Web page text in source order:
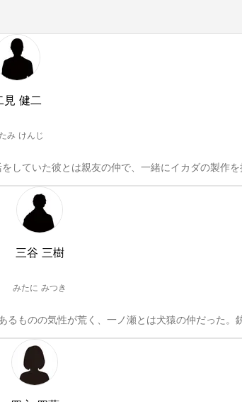
見 健二
み けんじ
していた彼とは親友の仲で、一緒にイカダの製作を
三谷 三樹
みたに みつき
ものの気性が荒く、一ノ瀬とは犬猿の仲だった。